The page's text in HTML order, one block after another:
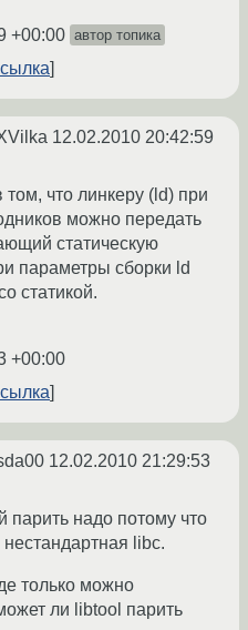
+00:00 автор топика
12.02.2010 20:42:59
что линкеру (ld) при
можно передать
статическую
параметры сборки ld
статикой.
+00:00
12.02.2010 21:29:53
парить надо потому что
libc.
только можно
ли libtool парить